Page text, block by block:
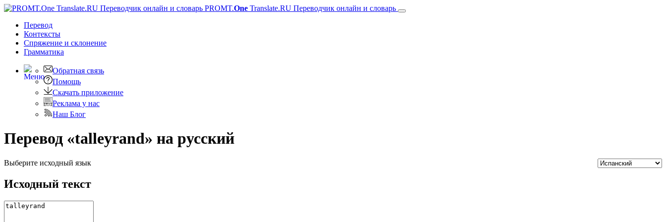
PROMT.One Translate.RU Переводчик онлайн и словарь
Перевод
Контексты
Спряжение и склонение
Грамматика
Обратная связь
Помощь
Скачать приложение
Реклама у нас
Наш Блог
Перевод «talleyrand» на русский
Выберите исходный язык
Исходный текст